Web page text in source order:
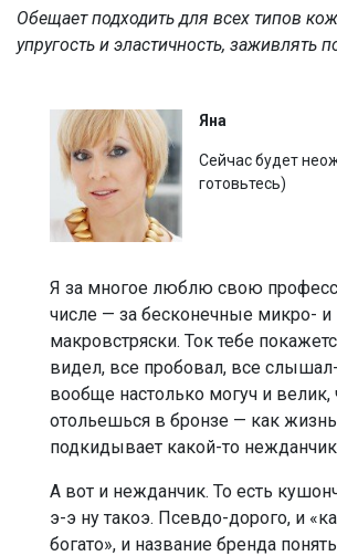
Обещает подходить для всех типов
упругость и эластичность, заживлять
Яна
Сейчас будет
готовьтесь)
Я за многое люблю свою
числе — за бесконечные микро- и
макровстряски. Ток тебе
видел, все пробовал, все
вообще настолько могуч и велик,
отольешься в бронзе — как
подкидывает какой-то
А вот и нежданчик. То есть
э-э ну такоэ. Псевдо-дорого, и
богато», и название бренда